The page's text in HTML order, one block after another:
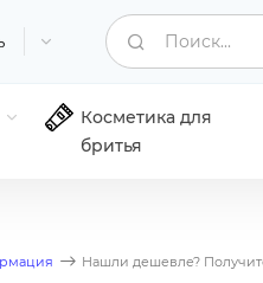
Поиск...
Косметика для
бритья
Нашли дешевле?